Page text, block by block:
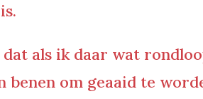
als ik daar wat
om geaaid te